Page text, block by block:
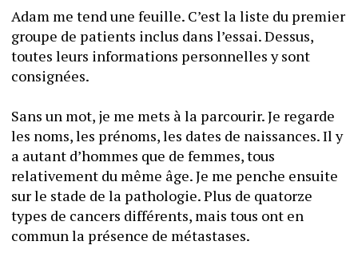
Adam me tend une feuille. C’est la liste du premier
groupe de patients inclus dans l’essai. Dessus,
toutes leurs informations personnelles y sont
Sans un mot, je me mets à la parcourir. Je regarde
les noms, les prénoms, les dates de naissances. Il y
a autant d’hommes que de femmes, tous
relativement du même âge. Je me penche ensuite
sur le stade de la pathologie. Plus de quatorze
types de cancers différents, mais tous ont en